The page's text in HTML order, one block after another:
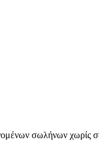
σωλήνων χωρίς